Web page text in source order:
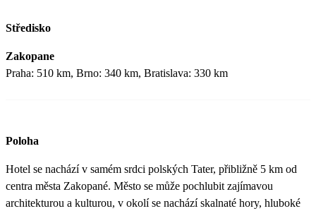
Středisko
Zakopane
Praha: 510 km, Brno: 340 km, Bratislava: 330 km
Poloha
Hotel se nachází v samém srdci polských Tater, přibližně 5 km od
centra města Zakopané. Město se může pochlubit zajímavou
architekturou a kulturou, v okolí se nachází skalnaté hory, hluboké